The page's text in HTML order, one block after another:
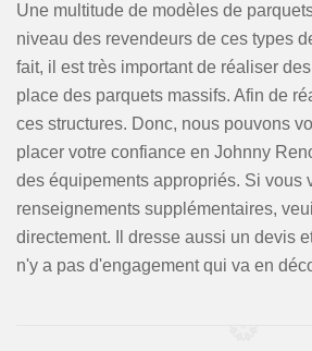
Une multitude de modèles de
niveau des revendeurs de ces types
fait, il est très important de réaliser
place des parquets massifs. Afin de
ces structures. Donc, nous pouvons
placer votre confiance en Johnny
des équipements appropriés. Si vous
renseignements supplémentaires,
directement. Il dresse aussi un devis
n'y a pas d'engagement qui va en